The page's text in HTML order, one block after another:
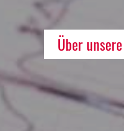
Über